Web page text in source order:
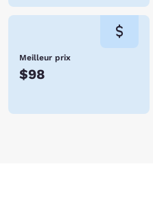
Meilleur prix
$98